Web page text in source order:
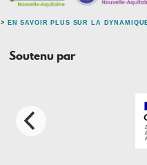
> EN SAVOIR PLUS SUR LA
Soutenu par